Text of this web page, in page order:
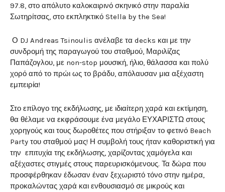
97.8, στο απόλυτο καλοκαιρινό σκηνικό στην παραλία
Σωτηρίτσας, στο εκπληκτικό Stella by the Sea!
Ο DJ Andreas Tsinoulis ανέλαβε τα decks και με την
συνδρομή της παραγωγού του σταθμού, Μαριλίζας
Παπάζογλου, με non-stop μουσική, ήλιο, θάλασσα και πολύ
χορό από το πρώι ως το βράδυ, απόλαυσαν μια αξέχαστη
εμπειρία!
Στο επίλογο της εκδήλωσης, με ιδιαίτερη χαρά και εκτίμηση,
θα θέλαμε να εκφράσουμε ένα μεγάλο ΕΥΧΑΡΙΣΤΩ στους
χορηγούς και τους δωροθέτες που στήριξαν το φετινό Beach
Party του σταθμού μας! Η συμβολή τους ήταν καθοριστική για
την επιτυχία της εκδήλωσης, χαρίζοντας χαμόγελα και
αξέχαστες στιγμές στους παρευρισκόμενους. Τα δώρα που
προσφέρθηκαν έδωσαν έναν ξεχωριστό τόνο στην ημέρα,
προκαλώντας χαρά και ενθουσιασμό σε μικρούς και